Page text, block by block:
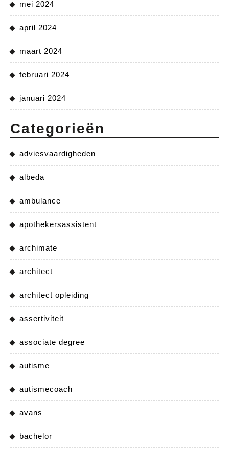
mei 2024
april 2024
maart 2024
februari 2024
januari 2024
Categorieën
adviesvaardigheden
albeda
ambulance
apothekersassistent
archimate
architect
architect opleiding
assertiviteit
associate degree
autisme
autismecoach
avans
bachelor